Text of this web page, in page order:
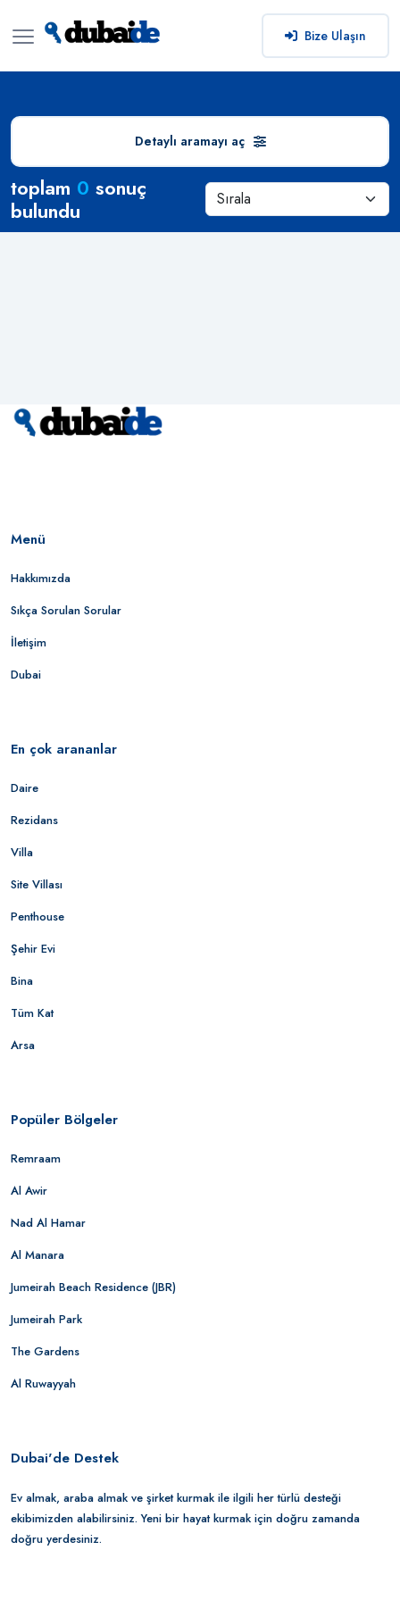
Bize Ulaşın
Arama SonuçlarıDetaylı aramayı aç
toplam 0 sonuç
bulundu
Menü
Hakkımızda
Sıkça Sorulan Sorular
İletişim
Dubai
En çok arananlar
Daire
Rezidans
Villa
Site Villası
Penthouse
Şehir Evi
Bina
Tüm Kat
Arsa
Popüler Bölgeler
Remraam
Al Awir
Nad Al Hamar
Al Manara
Jumeirah Beach Residence (JBR)
Jumeirah Park
The Gardens
Al Ruwayyah
Dubai'de Destek
Ev almak, araba almak ve şirket kurmak ile ilgili her türlü desteği
ekibimizden alabilirsiniz. Yeni bir hayat kurmak için doğru zamanda
doğru yerdesiniz.